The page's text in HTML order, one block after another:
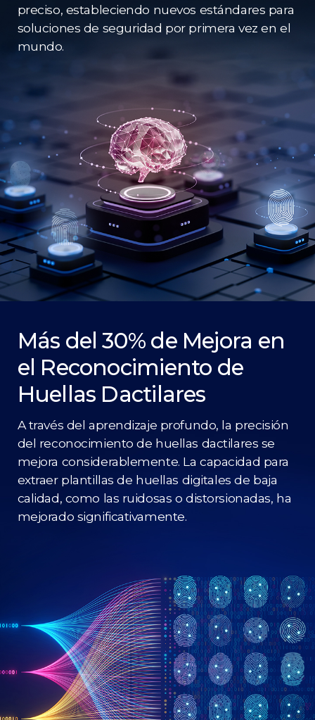
preciso, estableciendo nuevos estándares para
soluciones de seguridad por primera vez en el
mundo.
Más del 30% de Mejora en
el Reconocimiento de
Huellas Dactilares
A través del aprendizaje profundo, la precisión
del reconocimiento de huellas dactilares se
mejora considerablemente. La capacidad para
extraer plantillas de huellas digitales de baja
calidad, como las ruidosas o distorsionadas, ha
mejorado significativamente.